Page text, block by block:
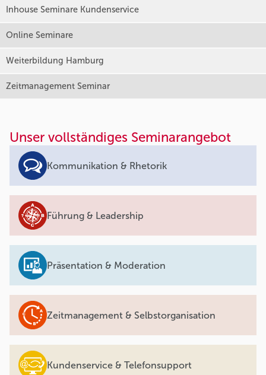
Inhouse Seminare Kundenservice
Online Seminare
Weiterbildung Hamburg
Zeitmanagement Seminar
Unser vollständiges Seminarangebot
Kommunikation & Rhetorik
Führung & Leadership
Präsentation & Moderation
Zeitmanagement & Selbstorganisation
Kundenservice & Telefonsupport